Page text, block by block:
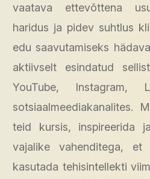
vaatava ettevõttena
haridus ja pidev suhtlus
edu saavutamiseks
aktiivselt esindatud
YouTube, Instagram,
sotsiaalmeediakanalites.
teid kursis, inspireerida
vajalike vahenditega, et
kasutada tehisintellekti